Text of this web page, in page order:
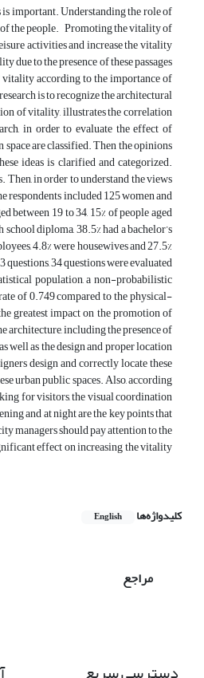
is important. Understanding the role of
of the people. Promoting the vitality of
activities and increase the vitality
to the presence of these passages
according to the importance of
is to recognize the architectural
of vitality, illustrates the correlation
in order to evaluate the effect of
are classified. Then the opinions
ideas is clarified and categorized.
in order to understand the views
respondents included 125 women and
between 19 to 34, 15% of people aged
diploma, 38.5% had a bachelor’s
4.8% were housewives and 27.5%
questions, 34 questions were evaluated
population, a non-probabilistic
of 0.749 compared to the physical-
greatest impact on the promotion of
architecture, including the presence of
well as the design and proper location
design and correctly locate these
urban public spaces. Also, according
for visitors, the visual coordination
and at night are the key points that
managers should pay attention to the
effect on increasing the vitality
کلیدواژه‌ها English
مراجع